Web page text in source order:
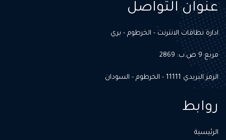
عنوان التواصل
ادارة نطاقات الانترنت - الخرطوم - بري
مربع 9 ص.ب: 2869
الرمز البريدي 11111 - الخرطوم - السودان
روابط
الرئيسية